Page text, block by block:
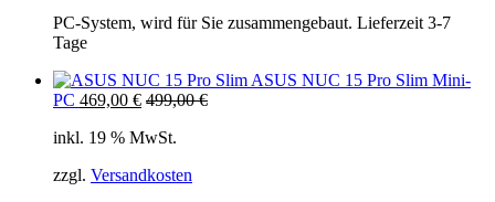
PC-System, wird für Sie zusammengebaut. Lieferzeit 3-7
Tage
ASUS NUC 15 Pro Slim Mini-
PC 469,00 € 499,00€
inkl. 19 % MwSt.
zzgl. Versandkosten